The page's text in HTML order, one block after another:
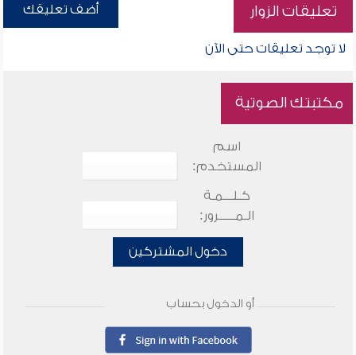
تعليقات الزوار أضف تعليقك
لا توجد تعليقات حتى الآن
مكتبتك الصوتية
اسم
المستخدم:
كـلـــمـة
الـمـــــرور:
دخول المشتركين
أو الدخول بحساب